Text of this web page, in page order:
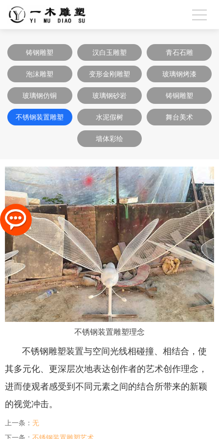
铸钢雕塑 汉白玉雕塑 青石石雕
泡沫雕塑 变形金刚雕塑 玻璃钢烤漆
玻璃钢仿铜 玻璃钢砂岩 铸铜雕塑
不锈钢装置雕塑 水泥假树 舞台美术
墙体彩绘
不锈钢装置雕塑理念
不锈钢雕塑装置与空间光线相碰撞、相结合，使
其多元化、更深层次地表达创作者的艺术创作理念，
进而使观者感受到不同元素之间的结合所带来的新颖
的视觉冲击。
上一条： 无
下一条： 不锈钢装置雕塑艺术